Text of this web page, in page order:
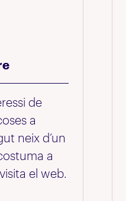
de
a
neix d’un
a
el web.